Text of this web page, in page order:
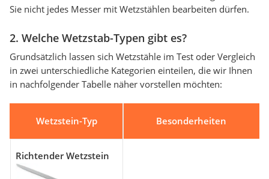
Sie nicht jedes Messer mit Wetzstählen bearbeiten dürfen.
2. Welche Wetzstab-Typen gibt es?
Grundsätzlich lassen sich Wetzstähle im Test oder Vergleich
in zwei unterschiedliche Kategorien einteilen, die wir Ihnen
in nachfolgender Tabelle näher vorstellen möchten:
Wetzstein-Typ Besonderheiten
Richtender Wetzstein